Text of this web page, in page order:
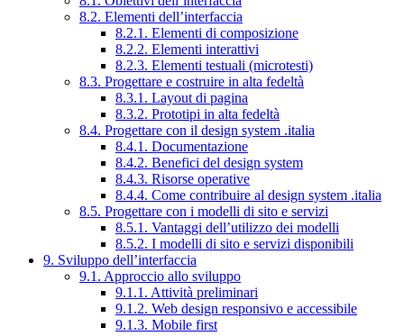
8.2. Elementi dell’interfaccia
8.2.1. Elementi di composizione
8.2.2. Elementi interattivi
8.2.3. Elementi testuali (microtesti)
8.3. Progettare e costruire in alta fedeltà
8.3.1. Layout di pagina
8.3.2. Prototipi in alta fedeltà
8.4. Progettare con il design system .italia
8.4.1. Documentazione
8.4.2. Benefici del design system
8.4.3. Risorse operative
8.4.4. Come contribuire al design system .italia
8.5. Progettare con i modelli di sito e servizi
8.5.1. Vantaggi dell’utilizzo dei modelli
8.5.2. I modelli di sito e servizi disponibili
9. Sviluppo dell’interfaccia
9.1. Approccio allo sviluppo
9.1.1. Attività preliminari
9.1.2. Web design responsivo e accessibile
9.1.3. Mobile first